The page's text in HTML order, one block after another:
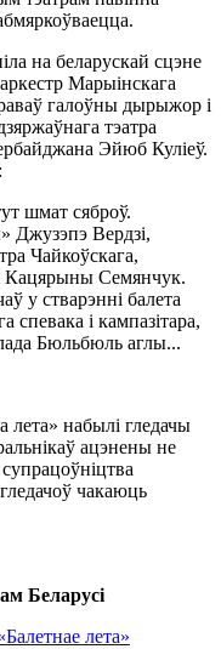
на беларускай сцэне
Марыінскага
галоўны дырыжор і
тэатра
Эйюб Куліеў.
шмат сяброў.
Джузэпэ Вердзі,
Чайкоўскага,
Кацярыны Семянчук.
у стварэнні балета
спевака і кампазітара,
Бюльбюль аглы...
лета» набылі гледачы
ацэнены не
чакаюць
Беларусі
лета»